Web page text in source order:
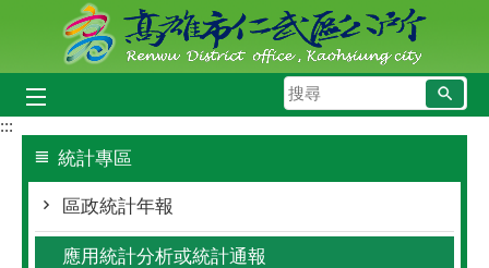
跳到主要內容區塊
搜
尋
:::
統計專區
區政統計年報
應用統計分析或統計通報